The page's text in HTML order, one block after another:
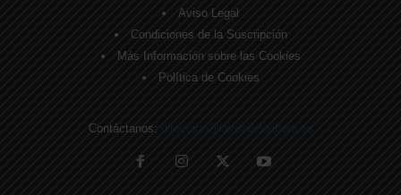
Aviso Legal
Condiciones de la Suscripción
Más Información sobre las Cookies
Política de Cookies
Contáctanos: direccion@lavozdelaribera.es